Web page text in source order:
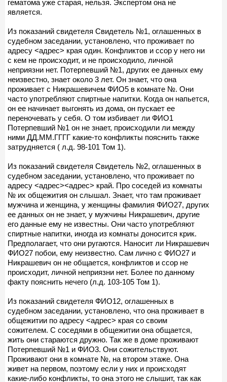
гематома уже старая, нельзя. Экспертом она не
является.
Из показаний свидетеля Свидетель №1, оглашенных в
судебном заседании, установлено, что проживает по
адресу <адрес> края один. Конфликтов и ссор у него ни
с кем не происходит, и не происходило, личной
неприязни нет. Потерпевший №1, других ее данных ему
неизвестно, знает около 3 лет. Он знает, что она
проживает с Никрашевичем ФИО5 в комнате №. Они
часто употребляют спиртные напитки. Когда он напьется,
он ее начинает выгонять из дома, он пускает ее
переночевать у себя. О том избивает ли ФИО1
Потерпевший №1 он не знает, происходили ли между
ними ДД.ММ.ГГГГ какие-то конфликты пояснить также
затрудняется ( л.д. 98-101 Том 1).
Из показаний свидетеля Свидетель №2, оглашенных в
судебном заседании, установлено, что проживает по
адресу <адрес><адрес> край. Про соседей из комнаты
№ их общежития он слышал. Знает, что там проживает
мужчина и женщина, у женщины фамилия ФИО27, других
ее данных он не знает, у мужчины Никрашевич, другие
его данные ему не известны. Они часто употребляют
спиртные напитки, иногда из комнаты доносится крик.
Предполагает, что они ругаются. Наносит ли Никрашевич
ФИО27 побои, ему неизвестно. Сам лично с ФИО27 и
Никрашевич он не общается, конфликтов и ссор не
происходит, личной неприязни нет. Более по данному
факту пояснить нечего (л.д. 103-105 Том 1).
Из показаний свидетеля ФИО12, оглашенных в
судебном заседании, установлено, что она проживает в
общежитии по адресу <адрес> края со своим
сожителем. С соседями в общежитии она общается,
жить они стараются дружно. Так же в доме проживают
Потерпевший №1 и ФИО3. Они сожительствуют.
Проживают они в комнате №, на втором этаже. Она
живет на первом, поэтому если у них и происходят
какие-либо конфликты, то она этого не слышит, так как